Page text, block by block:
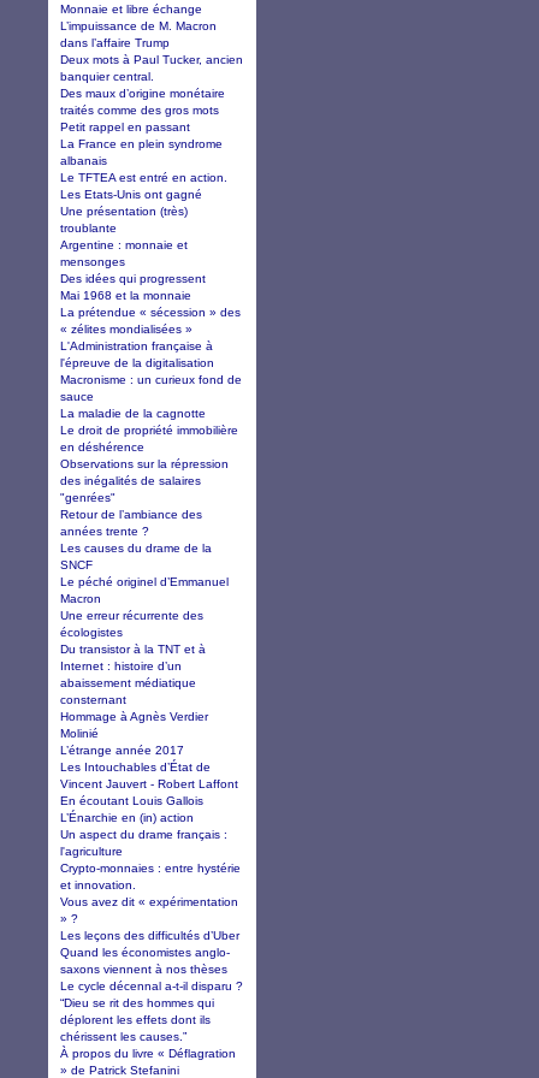
Monnaie et libre échange
L’impuissance de M. Macron
dans l’affaire Trump
Deux mots à Paul Tucker, ancien
banquier central.
Des maux d’origine monétaire
traités comme des gros mots
Petit rappel en passant
La France en plein syndrome
albanais
Le TFTEA est entré en action.
Les Etats-Unis ont gagné
Une présentation (très)
troublante
Argentine : monnaie et
mensonges
Des idées qui progressent
Mai 1968 et la monnaie
La prétendue « sécession » des
« zélites mondialisées »
L'Administration française à
l'épreuve de la digitalisation
Macronisme : un curieux fond de
sauce
La maladie de la cagnotte
Le droit de propriété immobilière
en déshérence
Observations sur la répression
des inégalités de salaires
"genrées"
Retour de l’ambiance des
années trente ?
Les causes du drame de la
SNCF
Le péché originel d’Emmanuel
Macron
Une erreur récurrente des
écologistes
Du transistor à la TNT et à
Internet : histoire d’un
abaissement médiatique
consternant
Hommage à Agnès Verdier
Molinié
L’étrange année 2017
Les Intouchables d’État de
Vincent Jauvert - Robert Laffont
En écoutant Louis Gallois
L’Énarchie en (in) action
Un aspect du drame français :
l'agriculture
Crypto-monnaies : entre hystérie
et innovation.
Vous avez dit « expérimentation
» ?
Les leçons des difficultés d’Uber
Quand les économistes anglo-
saxons viennent à nos thèses
Le cycle décennal a-t-il disparu ?
“Dieu se rit des hommes qui
déplorent les effets dont ils
chérissent les causes.”
À propos du livre « Déflagration
» de Patrick Stefanini